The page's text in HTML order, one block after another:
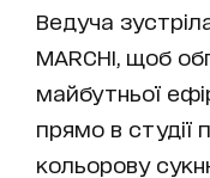
Ведуча
MARCHI, щоб
майбутньої
прямо в студії
кольорову